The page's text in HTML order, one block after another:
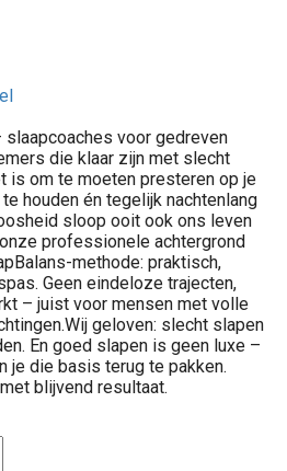
voor gedreven
die klaar zijn met slecht
is om te moeten presteren op je
houden én tegelijk nachtenlang
sloop ooit ook ons leven
professionele achtergrond
methode: praktisch,
Geen eindeloze trajecten,
– juist voor mensen met volle
geloven: slecht slapen
En goed slapen is geen luxe –
je die basis terug te pakken.
blijvend resultaat.